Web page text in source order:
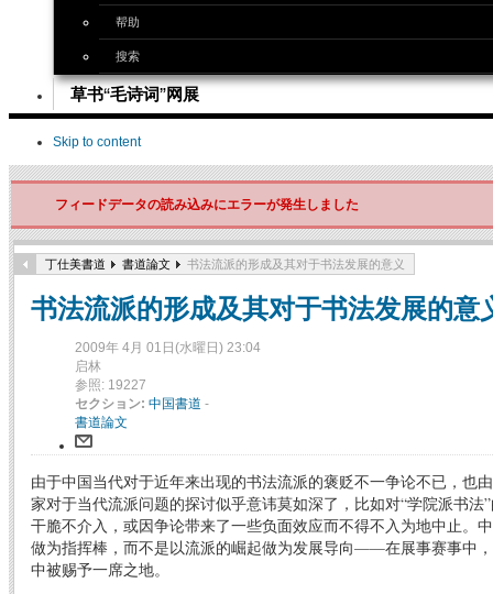
帮助
搜索
草书“毛诗词”网展
Skip to content
フィードデータの読み込みにエラーが発生しました
丁仕美書道 書道論文 书法流派的形成及其对于书法发展的意义
书法流派的形成及其对于书法发展的意
2009年 4月 01日(水曜日) 23:04
启林
参照: 19227
セクション: 中国書道 -
書道論文
由于中国当代对于近年来出现的书法流派的褒贬不一争论不已，也
家对于当代流派问题的探讨似乎意讳莫如深了，比如对“学院派书法
干脆不介入，或因争论带来了一些负面效应而不得不入为地中止。
做为指挥棒，而不是以流派的崛起做为发展导向——在展事赛事中
中被赐予一席之地。